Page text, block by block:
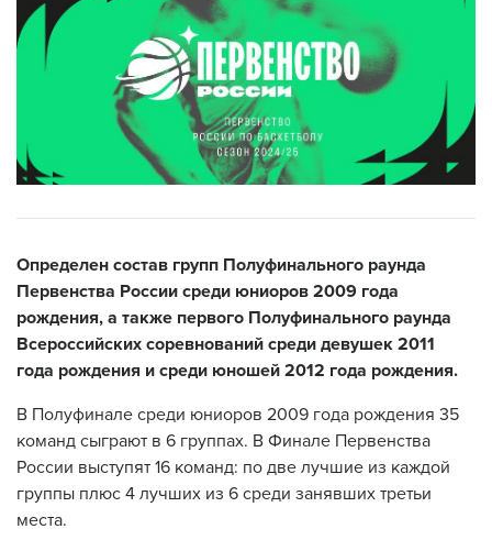
Определен состав групп Полуфинального раунда
Первенства России среди юниоров 2009 года
рождения, а также первого Полуфинального раунда
Всероссийских соревнований среди девушек 2011
года рождения и среди юношей 2012 года рождения.
В Полуфинале среди юниоров 2009 года рождения 35
команд сыграют в 6 группах. В Финале Первенства
России выступят 16 команд: по две лучшие из каждой
группы плюс 4 лучших из 6 среди занявших третьи
места.